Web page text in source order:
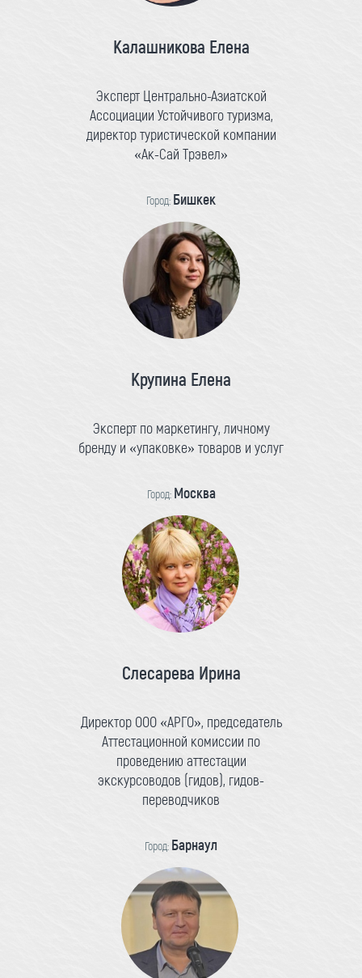
Калашникова Елена
Эксперт Центрально-Азиатской
Ассоциации Устойчивого туризма,
директор туристической компании
«Ак-Сай Трэвел»
Город: Бишкек
Крупина Елена
Эксперт по маркетингу, личному
бренду и «упаковке» товаров и услуг
Город: Москва
Слесарева Ирина
Директор ООО «АРГО», председатель
Аттестационной комиссии по
проведению аттестации
экскурсоводов (гидов), гидов-
переводчиков
Город: Барнаул